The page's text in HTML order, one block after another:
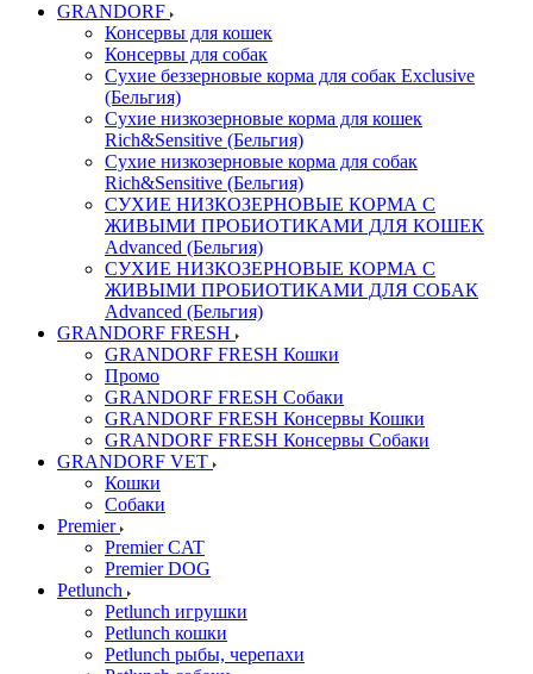
GRANDORF
Консервы для кошек
Консервы для собак
Сухие беззерновые корма для собак Exclusive
(Бельгия)
Сухие низкозерновые корма для кошек
Rich&Sensitive (Бельгия)
Сухие низкозерновые корма для собак
Rich&Sensitive (Бельгия)
СУХИЕ НИЗКОЗЕРНОВЫЕ КОРМА С
ЖИВЫМИ ПРОБИОТИКАМИ ДЛЯ КОШЕК
Advanced (Бельгия)
СУХИЕ НИЗКОЗЕРНОВЫЕ КОРМА С
ЖИВЫМИ ПРОБИОТИКАМИ ДЛЯ СОБАК
Advanced (Бельгия)
GRANDORF FRESH
GRANDORF FRESH Кошки
Промо
GRANDORF FRESH Собаки
GRANDORF FRESH Консервы Кошки
GRANDORF FRESH Консервы Собаки
GRANDORF VET
Кошки
Собаки
Premier
Premier CAT
Premier DOG
Petlunch
Petlunch игрушки
Petlunch кошки
Petlunch рыбы, черепахи